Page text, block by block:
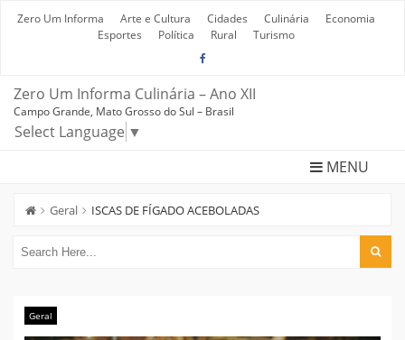
Zero Um Informa Arte e Cultura Cidades Culinária
Economia
Esportes
Política Rural Turismo
Zero Um Informa Culinária – Ano XII
Campo Grande, Mato Grosso do Sul – Brasil
Select Language ▼
MENU
Geral ISCAS DE FÍGADO ACEBOLADAS
Geral